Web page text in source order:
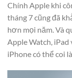
Chính Apple khi
tháng 7 cũng đã
hơn mọi năm. Và
Apple Watch,
iPhone có thể coi